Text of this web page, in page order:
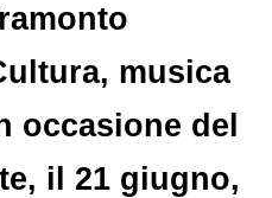
musica
occasione del
il 21 giugno,